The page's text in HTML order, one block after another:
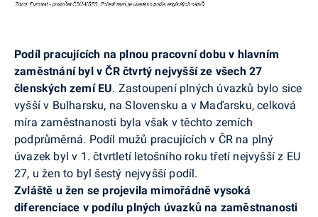
Podíl pracujících na plnou pracovní dobu v hlavním
zaměstnání byl v ČR čtvrtý nejvyšší ze všech 27
členských zemí EU. Zastoupení plných úvazků bylo sice
vyšší v Bulharsku, na Slovensku a v Maďarsku, celková
míra zaměstnanosti byla však v těchto zemích
podprůměrná. Podíl mužů pracujících v ČR na plný
úvazek byl v 1. čtvrtletí letošního roku třetí nejvyšší z EU
27, u žen to byl šestý nejvyšší podíl.
Zvláště u žen se projevila mimořádně vysoká
diferenciace v podílu plných úvazků na zaměstnanosti